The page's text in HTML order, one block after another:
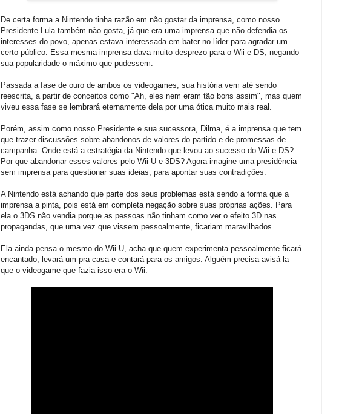
De certa forma a Nintendo tinha razão em não gostar da imprensa, como nosso
Presidente Lula também não gosta, já que era uma imprensa que não defendia os
interesses do povo, apenas estava interessada em bater no líder para agradar um
certo público. Essa mesma imprensa dava muito desprezo para o Wii e DS, negando
sua popularidade o máximo que pudessem.
Passada a fase de ouro de ambos os videogames, sua história vem até sendo
reescrita, a partir de conceitos como "Ah, eles nem eram tão bons assim", mas quem
viveu essa fase se lembrará eternamente dela por uma ótica muito mais real.
Porém, assim como nosso Presidente e sua sucessora, Dilma, é a imprensa que tem
que trazer discussões sobre abandonos de valores do partido e de promessas de
campanha. Onde está a estratégia da Nintendo que levou ao sucesso do Wii e DS?
Por que abandonar esses valores pelo Wii U e 3DS? Agora imagine uma presidência
sem imprensa para questionar suas ideias, para apontar suas contradições.
A Nintendo está achando que parte dos seus problemas está sendo a forma que a
imprensa a pinta, pois está em completa negação sobre suas próprias ações. Para
ela o 3DS não vendia porque as pessoas não tinham como ver o efeito 3D nas
propagandas, que uma vez que vissem pessoalmente, ficariam maravilhados.
Ela ainda pensa o mesmo do Wii U, acha que quem experimenta pessoalmente ficará
encantado, levará um pra casa e contará para os amigos. Alguém precisa avisá-la
que o videogame que fazia isso era o Wii.